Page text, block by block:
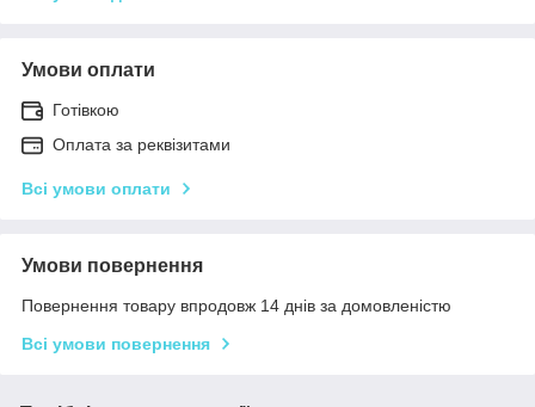
Умови оплати
Готівкою
Оплата за реквізитами
Всі умови оплати
Умови повернення
Повернення товару впродовж 14 днів за домовленістю
Всі умови повернення